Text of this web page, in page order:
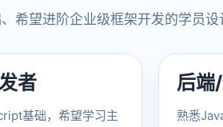
希望进阶企业级框架开发的学员设
者
基础，希望学习主
后端
熟悉